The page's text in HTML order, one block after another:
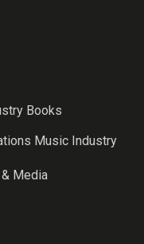
Books
Music Industry
Media